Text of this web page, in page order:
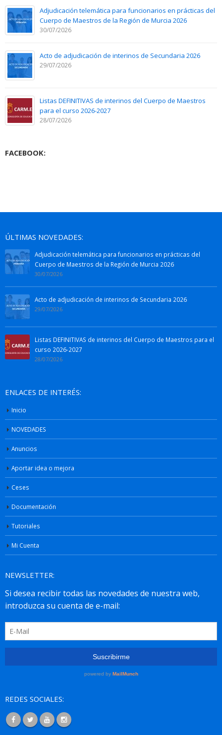
Adjudicación telemática para funcionarios en prácticas del
Cuerpo de Maestros de la Región de Murcia 2026
30/07/2026
Acto de adjudicación de interinos de Secundaria 2026
29/07/2026
Listas DEFINITIVAS de interinos del Cuerpo de Maestros
para el curso 2026-2027
28/07/2026
FACEBOOK:
ÚLTIMAS NOVEDADES:
Adjudicación telemática para funcionarios en prácticas del
Cuerpo de Maestros de la Región de Murcia 2026
30/07/2026
Acto de adjudicación de interinos de Secundaria 2026
29/07/2026
Listas DEFINITIVAS de interinos del Cuerpo de Maestros para el
curso 2026-2027
28/07/2026
ENLACES DE INTERÉS:
Inicio
NOVEDADES
Anuncios
Aportar idea o mejora
Ceses
Documentación
Tutoriales
Mi Cuenta
NEWSLETTER:
REDES SOCIALES: